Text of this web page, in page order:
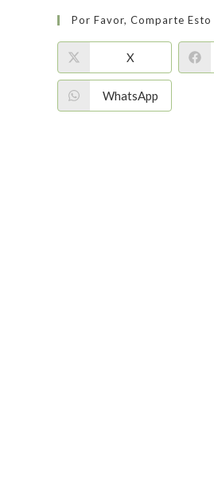
Por Favor, Comparte Esto
X
WhatsApp